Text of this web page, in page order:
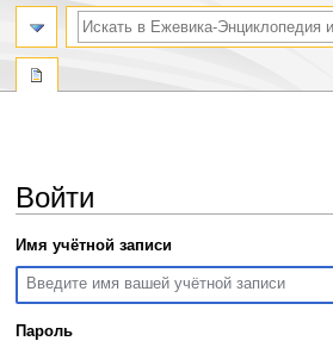
Войти
Перейти
к
навигации
Перейти
к
поиску
Имя учётной записи
Пароль
поиск по словам